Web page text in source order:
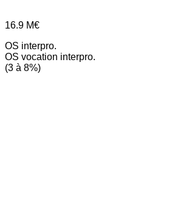
16.9 M€
OS interpro.
OS vocation interpro.
(3 à 8%)